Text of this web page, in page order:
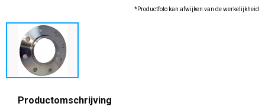
*Productfoto kan afwijken van de werkelijkheid
Productomschrijving